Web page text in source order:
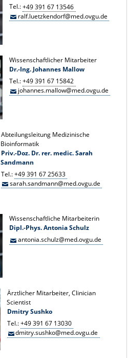
Tel.:+49 391 67 13546
ralf.luetzkendorf@med.ovgu.de
Wissenschaftlicher Mitarbeiter
Dr.-Ing. Johannes Mallow
Tel.:+49 391 67 15842
johannes.mallow@med.ovgu.de
Abteilungsleitung Medizinische
Bioinformatik
Priv.-Doz. Dr. rer. medic. Sarah
Sandmann
Tel.:+49 391 67 25633
sarah.sandmann@med.ovgu.de
Wissenschaftliche Mitarbeiterin
Dipl.-Phys. Antonia Schulz
antonia.schulz@med.ovgu.de
Ärztlicher Mitarbeiter, Clinician
Scientist
Dmitry Sushko
Tel.:+49 391 67 13030
dmitry.sushko@med.ovgu.de